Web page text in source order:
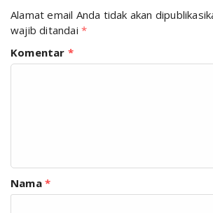
Alamat email Anda tidak akan
wajib ditandai *
Komentar *
Nama *